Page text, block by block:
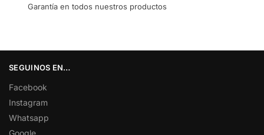
Garantía en todos nuestros productos
SEGUINOS EN…
Facebook
Instagram
Whatsapp
Google